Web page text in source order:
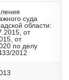
суда
области:
от
от
по делу
2012